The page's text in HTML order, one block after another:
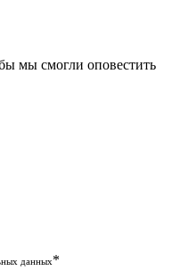
мы смогли оповестить
данных*